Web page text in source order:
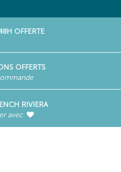
OFFERTE
OFFERTS
RIVIERA
avec